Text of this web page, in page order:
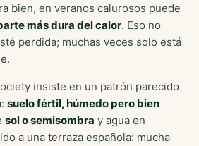
bien, en veranos calurosos puede
más dura del calor. Eso no
perdida; muchas veces solo está
insiste en un patrón parecido
suelo fértil, húmedo pero bien
sol o semisombra y agua en
a una terraza española: mucha